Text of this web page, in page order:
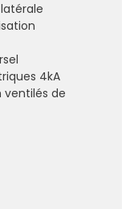
4kA
ventilés de